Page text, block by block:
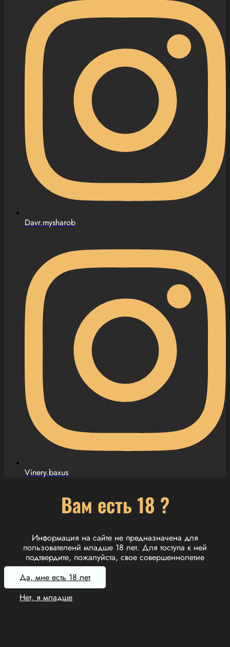
Davr.mysharob
Vinery.baxus
Вам есть 18 ?
Информация на сайте не предназначена для
пользователенй младше 18 лет. Для тоступа к ней
подтвердите, пожалуйста, свое совершеннолетие
Да, мне есть 18 лет
Нет, я младше